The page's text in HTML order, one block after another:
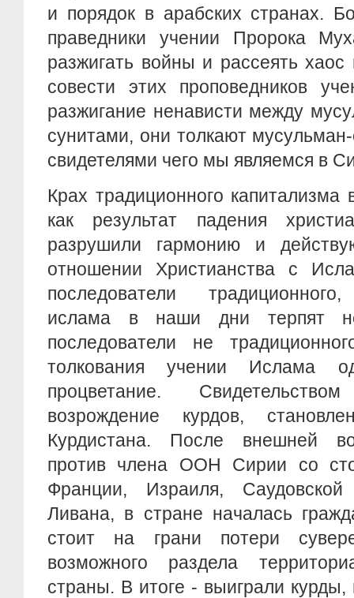
и порядок в арабских странах.
праведники учении Пророка
разжигать войны и рассеять
совести этих проповедников
разжигание ненависти между
сунитами, они толкают
свидетелями чего мы являемся в
Крах традиционного
как результат падения
разрушили гармонию и
отношении Христианства с
последователи
ислама в наши дни терпят
последователи не
толкования учении Ислама
процветание.
возрождение курдов,
Курдистана. После внешней
против члена ООН Сирии со
Франции, Израиля,
Ливана, в стране началась
стоит на грани потери
возможного раздела
страны. В итоге - выиграли